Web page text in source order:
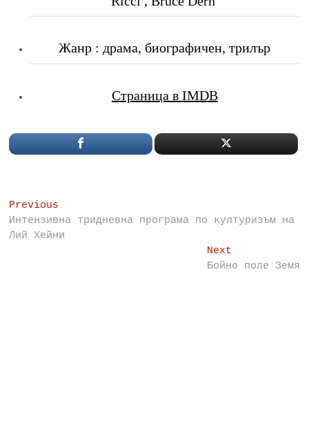
Жанр : драма, биографичен, трилър
Страница в IMDB
Post
navigation
Previous
post:
Интензивна тридневна програма по културизъм на
Лий Хейни
NextNext
post:
Бойно поле Земя